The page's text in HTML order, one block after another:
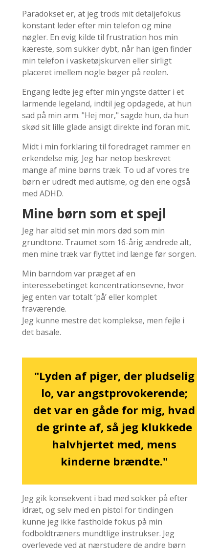
Paradokset er, at jeg trods mit detaljefokus
konstant leder efter min telefon og mine
nøgler. En evig kilde til frustration hos min
kæreste, som sukker dybt, når han igen finder
min telefon i vasketøjskurven eller sirligt
placeret imellem nogle bøger på reolen.
Engang ledte jeg efter min yngste datter i et
larmende legeland, indtil jeg opdagede, at hun
sad på min arm. "Hej mor," sagde hun, da hun
skød sit lille glade ansigt direkte ind foran mit.
Midt i min forklaring til foredraget rammer en
erkendelse mig. Jeg har netop beskrevet
mange af mine børns træk. To ud af vores tre
børn er udredt med autisme, og den ene også
med ADHD.
Mine børn som et spejl
Jeg har altid set min mors død som min
grundtone. Traumet som 16-årig ændrede alt,
men mine træk var flyttet ind længe før sorgen.
Min barndom var præget af en
interessebetinget koncentrationsevne, hvor
jeg enten var totalt ’på’ eller komplet
fraværende.
Jeg kunne mestre det komplekse, men fejle i
det basale.
"Lyden af piger, der pludselig
lo, var angstprovokerende;
det var en gåde for mig, hvad
de grinte af, så jeg klukkede
halvhjertet med, mens
kinderne brændte."
Jeg gik konsekvent i bad med sokker på efter
idræt, og selv med en pistol for tindingen
kunne jeg ikke fastholde fokus på min
fodboldtræners mundtlige instrukser. Jeg
overlevede ved at nærstudere de andre børn